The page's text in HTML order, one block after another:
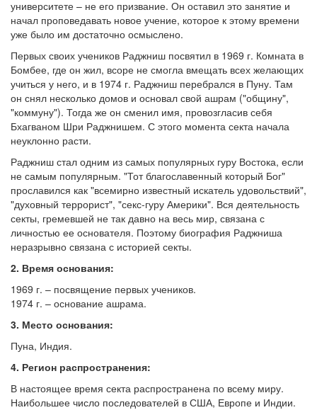
университете – не его призвание. Он оставил это занятие и
начал проповедавать новое учение, которое к этому времени
уже было им достаточно осмыслено.
Первых своих учеников Раджниш посвятил в 1969 г. Комната в
Бомбее, где он жил, всоре не смогла вмещать всех желающих
учиться у него, и в 1974 г. Раджниш перебрался в Пуну. Там
он снял несколько домов и основал свой ашрам ("общину",
"коммуну"). Тогда же он сменил имя, провозгласив себя
Бхагваном Шри Раджнишем. С этого момента секта начала
неуклонно расти.
Раджниш стал одним из самых популярных гуру Востока, если
не самым популярным. "Тот благославенный который Бог"
прославился как "всемирно известный искатель удовольствий",
"духовный террорист", "секс-гуру Америки". Вся деятельность
секты, гремевшей не так давно на весь мир, связана с
личностью ее основателя. Поэтому биография Раджниша
неразрывно связана с историей секты.
2. Время основания:
1969 г. – посвящение первых учеников.
1974 г. – основание ашрама.
3. Место основания:
Пуна, Индия.
4. Регион распространения:
В настоящее время секта распространена по всему миру.
Наибольшее число последователей в США, Европе и Индии.